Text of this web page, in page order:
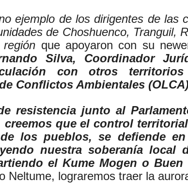
ejemplo de los dirigentes de las
de Choshuenco, Tranguil,
que apoyaron con su
Silva, Coordinador
con otros
Conflictos Ambientales
resistencia junto al
que el control
los pueblos, se defiende
nuestra soberanía
el Kume Mogen o Buen
Neltume, lograremos traer la